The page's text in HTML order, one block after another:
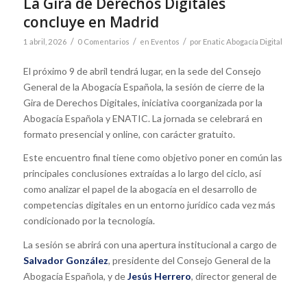
concluye en Madrid
1 abril, 2026 / 0 Comentarios / en Eventos / por Enatic Abogacía Digital
El próximo 9 de abril tendrá lugar, en la sede del Consejo
General de la Abogacía Española, la sesión de cierre de la
Gira de Derechos Digitales, iniciativa coorganizada por la
Abogacía Española y ENATIC. La jornada se celebrará en
formato presencial y online, con carácter gratuito.
Este encuentro final tiene como objetivo poner en común las
principales conclusiones extraídas a lo largo del ciclo, así
como analizar el papel de la abogacía en el desarrollo de
competencias digitales en un entorno jurídico cada vez más
condicionado por la tecnología.
La sesión se abrirá con una apertura institucional a cargo de
Salvador González, presidente del Consejo General de la
Abogacía Española, y deJesús Herrero, director general de